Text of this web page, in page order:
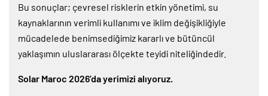
Bu sonuçlar; çevresel risklerin etkin yönetimi, su
kaynaklarının verimli kullanımı ve iklim değişikliğiyle
mücadelede benimsediğimiz kararlı ve bütüncül
yaklaşımın uluslararası ölçekte teyidi niteliğindedir.
Solar Maroc 2026’da yerimizi alıyoruz.